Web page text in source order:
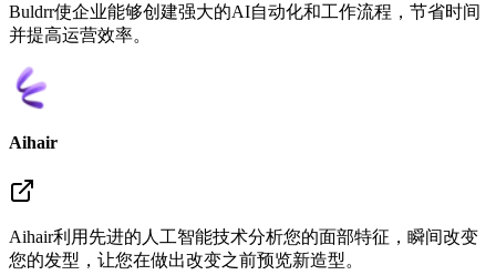
Buldrr使企业能够创建强大的AI自动化和工作流程，节省时间
并提高运营效率。
Aihair
Aihair利用先进的人工智能技术分析您的面部特征，瞬间改变
您的发型，让您在做出改变之前预览新造型。